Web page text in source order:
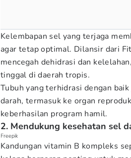
Kelembapan sel yang terjaga
agar tetap optimal. Dilansir dari
mencegah dehidrasi dan
tinggal di daerah tropis.
Tubuh yang terhidrasi dengan
darah, termasuk ke organ
keberhasilan program hamil.
2. Mendukung kesehatan sel
Freepik
Kandungan vitamin B kompleks